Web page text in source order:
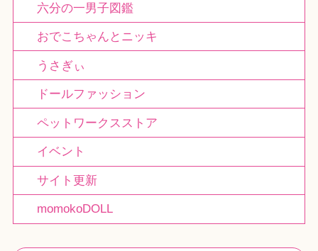
六分の一男子図鑑
おでこちゃんとニッキ
うさぎぃ
ドールファッション
ペットワークスストア
イベント
サイト更新
momokoDOLL